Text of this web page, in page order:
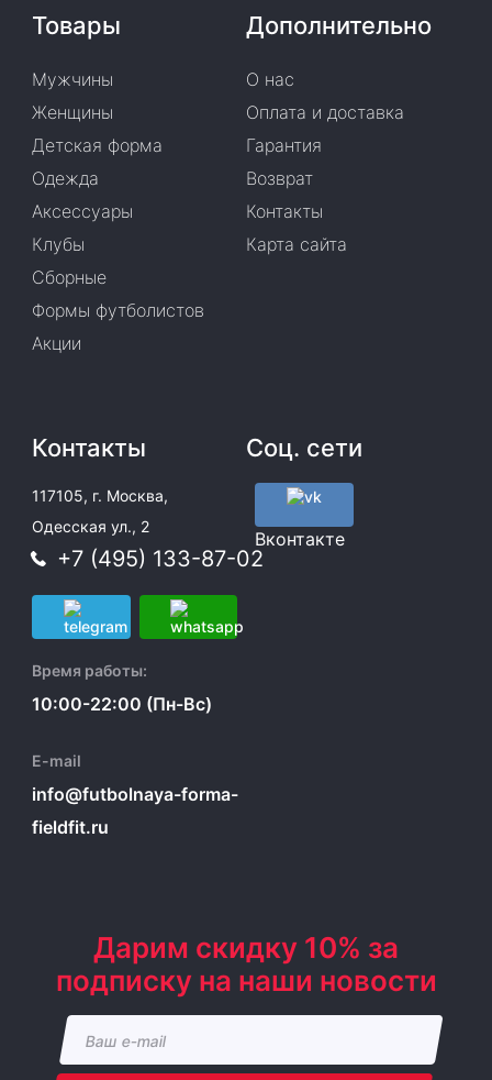
Товары
Мужчины
Женщины
Детская форма
Одежда
Аксессуары
Клубы
Сборные
Формы футболистов
Акции
Дополнительно
О нас
Оплата и доставка
Гарантия
Возврат
Контакты
Карта сайта
Контакты
117105, г. Москва,
Одесская ул., 2
+7 (495) 133-87-02
Время работы:
10:00-22:00 (Пн-Вс)
E-mail
info@futbolnaya-forma-
fieldfit.ru
Соц. сети
Вконтакте
Дарим скидку 10% за
подписку на наши новости